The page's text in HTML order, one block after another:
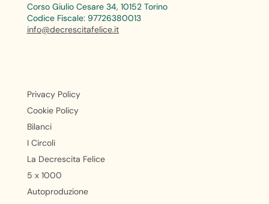
Corso Giulio Cesare 34, 10152 Torino
Codice Fiscale: 97726380013
info@decrescitafelice.it
Privacy Policy
Cookie Policy
Bilanci
I Circoli
La Decrescita Felice
5 x 1000
Autoproduzione